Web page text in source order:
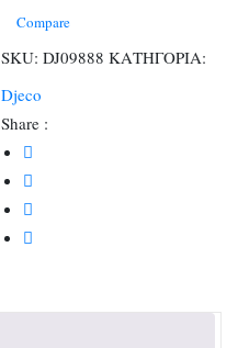
Μαρκαδόρους
Compare
SKU: DJ09888 ΚΑΤΗΓΟΡΙΑ:
Djeco
Share :